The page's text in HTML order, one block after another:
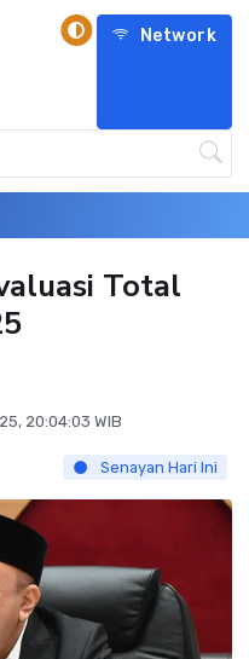
Network
Total
20:04:03 WIB
Senayan Hari Ini